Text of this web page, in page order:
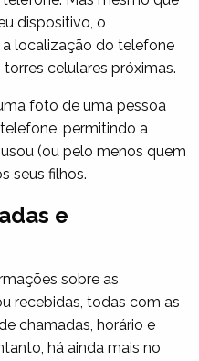
dispositivo, o
localização do telefone
celulares próximas.
foto de uma pessoa
permitindo a
(ou pelo menos quem
seus filhos.
e
sobre as
recebidas, todas com as
chamadas, horário e
há ainda mais no